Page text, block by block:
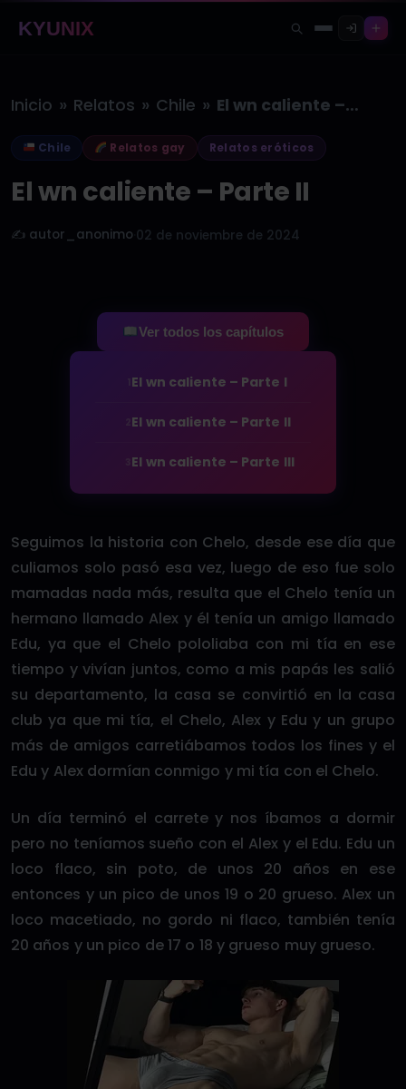
KYUNIX
Inicio » Relatos » Chile » El wn caliente – Parte II
Chile Relatos gay Relatos eróticos
El wn caliente – Parte II
✍️ autor_anonimo 02 de noviembre de 2024
Ver todos los capítulos
El wn caliente – Parte I
El wn caliente – Parte II
El wn caliente – Parte III
Seguimos la historia con Chelo, desde ese día que
culiamos solo pasó esa vez, luego de eso fue solo
mamadas nada más, resulta que el Chelo tenía un
hermano llamado Alex y él tenía un amigo llamado
Edu, ya que el Chelo pololiaba con mi tía en ese
tiempo y vivían juntos, como a mis papás les salió
su departamento, la casa se convirtió en la casa
club ya que mi tía, el Chelo, Alex y Edu y un grupo
más de amigos carretiábamos todos los fines y el
Edu y Alex dormían conmigo y mi tía con el Chelo.
Un día terminó el carrete y nos íbamos a dormir
pero no teníamos sueño con el Alex y el Edu. Edu un
loco flaco, sin poto, de unos 20 años en ese
entonces y un pico de unos 19 o 20 grueso. Alex un
loco macetiado, no gordo ni flaco, también tenía
20 años y un pico de 17 o 18 y grueso muy grueso.